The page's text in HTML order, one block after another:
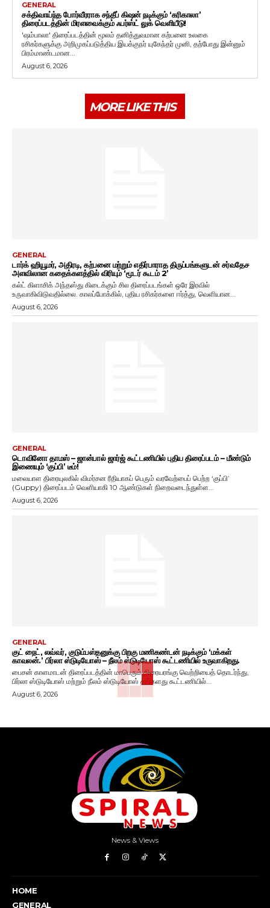
GENERAL
சக்திவாய்ந்த போர்வீரராக சந்தீப் கிஷன் நடிக்கும் ‘கரிகாலா’
திரைப்படத்தின் மிரளவைக்கும் ஃபர்ஸ்ட் லுக் வெளியீடு!
'ஷம்பாலா' திரைப்படத்தின் மூலம் தனித்துவமான கற்பனை உலகை
ரசிகர்களுக்கு அறிமுகப்படுத்திய இயக்குநர் யுகேந்தர் முனி, தற்போது இன்னும்
பிரம்மாண்டமான...
August 6, 2026
MORE LIKE THIS
GENERAL
டார்க் ஹியூமர், அதிரடி, கற்பனை மற்றும் எதிர்பாராத திருப்பங்களுடன் சர்வதேச
அளவிலான கதைக்களத்தில் விரியும் ‘மூடர் கூடம் 2’
கல்ட் கிளாசிக் அந்தஸ்து கிடைக்கும் சில திரைப்படங்கள் ஒரே இரவில்
உருவாகிவிடுவதில்லை. காலப்போக்கில், புதிய ரசிகர்களை ஈர்த்து, வெளியான...
August 6, 2026
GENERAL
டொவினோ தாமஸ் – ஜான்பால் ஜார்ஜ் கூட்டணியில் புதிய திரைப்படம் – மீண்டும்
இணையும் ‘குப்பி’ டீம்!
மலையாள திரையுலகில் விமர்சன ரீதியாகப் பெரும் வரவேற்பைப் பெற்ற ‘குப்பி’
(Guppy) திரைப்படம் வெளியாகி 10 ஆண்டுகள் நிறைவடைந்துள்ள...
August 6, 2026
GENERAL
குட் நைட், லவ்வர், குடும்பஸ்தனுக்கு பிறகு மணிகண்டன் நடிக்கும் ‘மக்கள்
காவலன்.’ பிர்லா ஸ்டுடியோஸ் – நீலம் ஸ்டுடியோஸ் கூட்டணியில் உருவாகிறது.
பைசன் காளமாடன் திரைப்படத்தின் மாபெரும் திரையரங்கு வெற்றியைத் தொடர்ந்து,
பிர்லா ஸ்டுடியோஸ் மற்றும் நீலம் ஸ்டுடியோஸ் தங்களது கூட்டணியில்...
August 6, 2026
News & Views
HOME
GENERAL